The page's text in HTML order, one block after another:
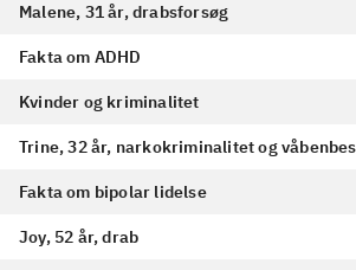
Malene, 31 år, drabsforsøg
Fakta om ADHD
Kvinder og kriminalitet
Trine, 32 år, narkokriminalitet og
Fakta om bipolar lidelse
Joy, 52 år, drab